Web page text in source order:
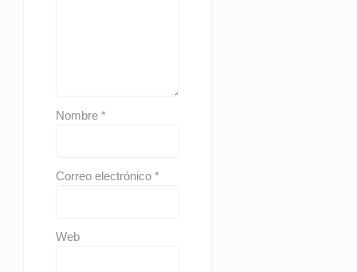
Nombre*
Correo electrónico*
Web